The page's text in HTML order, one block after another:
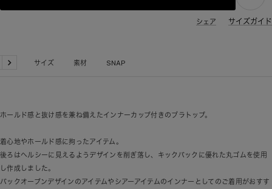
細 サイズ 素材 SNAP
次
ホールド感と抜け感を兼ね備えたインナーカップ付きのブラトップ。
着心地やホールド感に拘ったアイテム。
後ろはヘルシーに見えるようデザインを削ぎ落し、キックバックに優れた丸ゴムを使用
し作成しました。
バックオープンデザインのアイテムやシアーアイテムのインナーとしてのご着用がおすす
シェア サイズガイド